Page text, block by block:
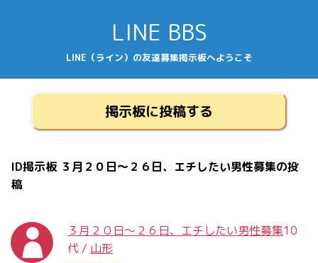
LINE BBS
LINE（ライン）の友達募集掲示板へようこそ
掲示板に投稿する
ID掲示板 ３月２０日～２６日、エチしたい男性募集の投
稿
３月２０日～２６日、エチしたい男性募集10
代 / 山形